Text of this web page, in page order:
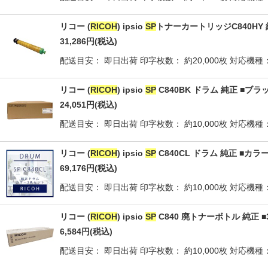
リコー (RICOH) ipsio SP トナーカートリッジ
31,286円(税込)
配送目安： 即日出荷 印字枚数： 約20,000枚 対応機種
リコー (RICOH) ipsio SP C840BK ドラム 純正 ■ブラ
24,051円(税込)
配送目安： 即日出荷 印字枚数： 約10,000枚 対応機種
リコー (RICOH) ipsio SP C840CL ドラム 純正 ■カラ
69,176円(税込)
配送目安： 即日出荷 印字枚数： 約10,000枚 対応機種
リコー (RICOH) ipsio SP C840 廃トナーボトル 純正
6,584円(税込)
配送目安： 即日出荷 印字枚数： 約10,000枚 対応機種